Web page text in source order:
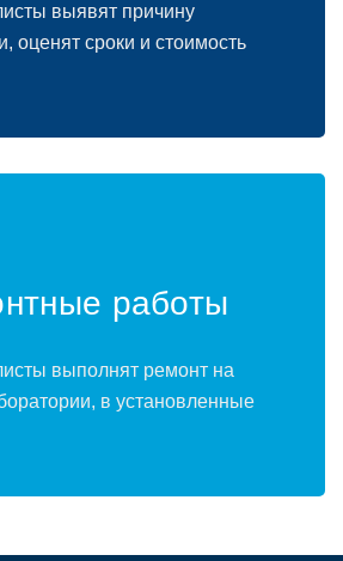
выявят причину
оценят сроки и стоимость
работы
выполнят ремонт на
в установленные